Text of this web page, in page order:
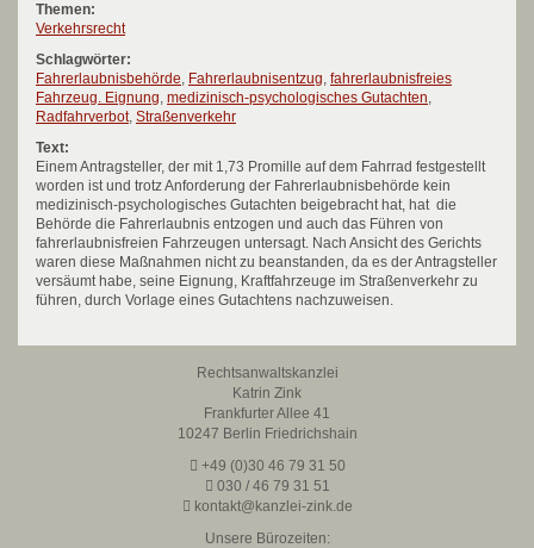
Themen:
Verkehrsrecht
Schlagwörter:
Fahrerlaubnisbehörde, Fahrerlaubnisentzug, fahrerlaubnisfreies
Fahrzeug. Eignung, medizinisch-psychologisches Gutachten,
Radfahrverbot, Straßenverkehr
Text:
Einem Antragsteller, der mit 1,73 Promille auf dem Fahrrad festgestellt
worden ist und trotz Anforderung der Fahrerlaubnisbehörde kein
medizinisch-psychologisches Gutachten beigebracht hat, hat die
Behörde die Fahrerlaubnis entzogen und auch das Führen von
fahrerlaubnisfreien Fahrzeugen untersagt. Nach Ansicht des Gerichts
waren diese Maßnahmen nicht zu beanstanden, da es der Antragsteller
versäumt habe, seine Eignung, Kraftfahrzeuge im Straßenverkehr zu
führen, durch Vorlage eines Gutachtens nachzuweisen.
Rechtsanwaltskanzlei
Katrin Zink
Frankfurter Allee 41
10247 Berlin Friedrichshain
+49 (0)30 46 79 31 50
030 / 46 79 31 51
kontakt@kanzlei-zink.de
Unsere Bürozeiten: